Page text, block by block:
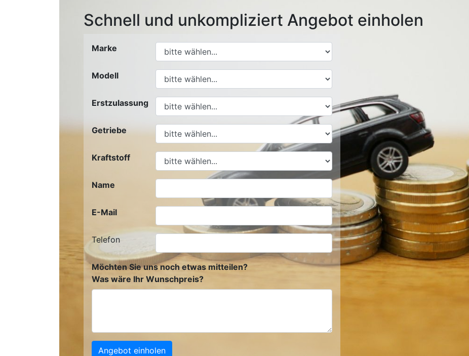
Schnell und unkompliziert Angebot einholen
Marke
Modell
Erstzulassung
Getriebe
Kraftstoff
Name
E-Mail
Telefon
Möchten Sie uns noch etwas mitteilen?
Was wäre Ihr Wunschpreis?
Angebot einholen